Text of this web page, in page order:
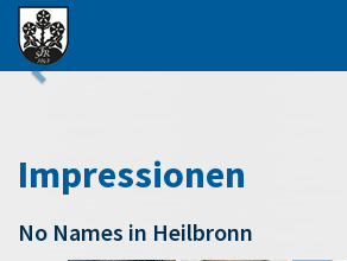
Impressionen
No Names in Heilbronn